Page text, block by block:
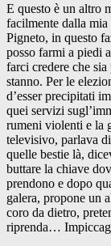
E questo è un altro
facilmente dalla
Pigneto, in questo
posso farmi a piedi
farci credere che
stanno. Per le
d’esser precipitati
quei servizi
rumeni violenti e la
televisivo, parlava
quelle bestie là,
buttare la chiave
prendono e dopo
galera, propone un
coro da dietro,
riprenda…